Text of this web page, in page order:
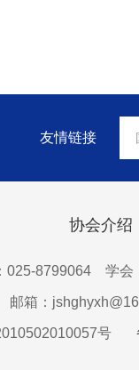
友情链接
协会介绍
025-8799064 学会
邮箱：
号